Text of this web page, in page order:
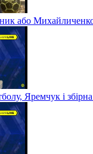
або
Яремчук і